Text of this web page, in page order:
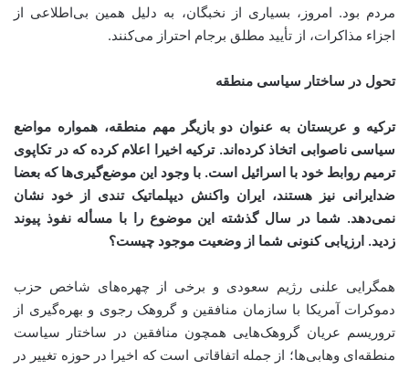
مردم بود. امروز، بسیاری از نخبگان، به دلیل همین بی‌اطلاعی از
اجزاء مذاکرات، از تأیید مطلق برجام احتراز می‌کنند.
تحول در ساختار سیاسی منطقه
ترکیه و عربستان به عنوان دو بازیگر مهم منطقه، همواره مواضع
سیاسی ناصوابی اتخاذ کرده‌اند. ترکیه اخیرا اعلام کرده که در تکاپوی
ترمیم روابط خود با اسرائیل است. با وجود این موضع‌گیری‌ها که بعضا
ضدایرانی نیز هستند، ایران واکنش دیپلماتیک تندی از خود نشان
نمی‌دهد. شما در سال گذشته این موضوع را با مسأله نفوذ پیوند
زدید. ارزیابی کنونی شما از وضعیت موجود چیست؟
همگرایی علنی رژیم سعودی و برخی از چهره‌های شاخص حزب
دموکرات آمریکا با سازمان منافقین و گروهک رجوی و بهره‌گیری از
تروریسم عریان گروهک‌هایی همچون منافقین در ساختار سیاست
منطقه‌ای وهابی‌ها؛ از جمله اتفاقاتی است که اخیرا در حوزه تغییر در